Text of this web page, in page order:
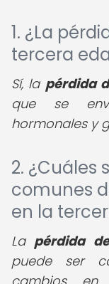
1. ¿La
tercera
Sí, la pérdida
que se
hormonales y
2. ¿Cuáles
comunes
en la
La pérdida
puede ser